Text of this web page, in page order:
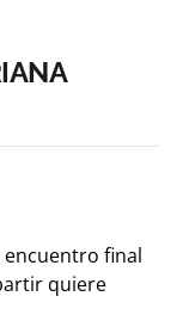
encuentro final
quiere